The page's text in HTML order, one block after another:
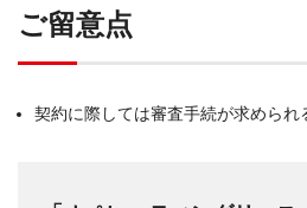
ご留意点
契約に際しては審査手続が求められ